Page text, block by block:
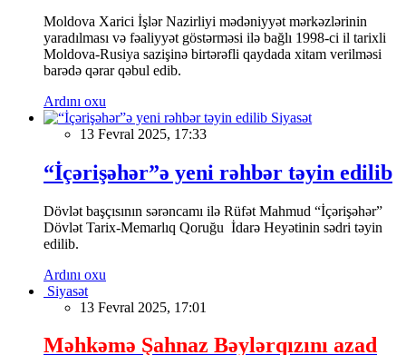
Moldova Xarici İşlər Nazirliyi mədəniyyət mərkəzlərinin
yaradılması və fəaliyyət göstərməsi ilə bağlı 1998-ci il tarixli
Moldova-Rusiya sazişinə birtərəfli qaydada xitam verilməsi
barədə qərar qəbul edib.
Ardını oxu
Siyasət
13 Fevral 2025, 17:33
“İçərişəhər”ə yeni rəhbər təyin edilib
Dövlət başçısının sərəncamı ilə Rüfət Mahmud “İçərişəhər”
Dövlət Tarix-Memarlıq Qoruğu İdarə Heyətinin sədri təyin
edilib.
Ardını oxu
Siyasət
13 Fevral 2025, 17:01
Məhkəmə Şahnaz Bəylərqızını azad